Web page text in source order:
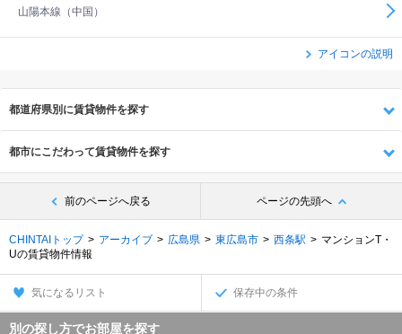
山陽本線（中国）
アイコンの説明
都道府県別に賃貸物件を探す
都市にこだわって賃貸物件を探す
前のページへ戻る ページの先頭へ
CHINTAIトップ アーカイブ 広島県 東広島市 西条駅
マンションT・
Uの賃貸物件情報
気になるリスト 保存中の条件
別の探し方でお部屋を探す